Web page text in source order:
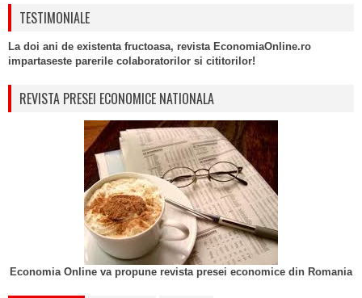
TESTIMONIALE
La doi ani de existenta fructoasa, revista EconomiaOnline.ro
impartaseste parerile colaboratorilor si cititorilor!
REVISTA PRESEI ECONOMICE NATIONALA
Economia Online va propune revista presei economice din Romania